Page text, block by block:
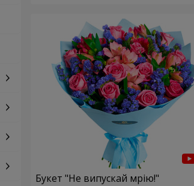
Букет "Не випускай мрію!"